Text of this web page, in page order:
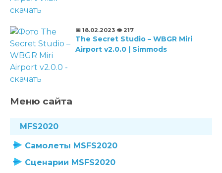
📅 18.02.2023 👁️ 217
The Secret Studio – WBGR Miri
Airport v2.0.0 | Simmods
Меню сайта
MFS2020
Самолеты MSFS2020
Сценарии MSFS2020